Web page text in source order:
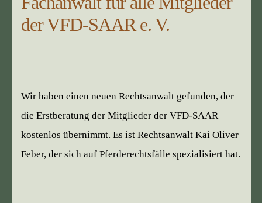
der VFD-SAAR e. V.
Wir haben einen neuen Rechtsanwalt gefunden, der
die Erstberatung der Mitglieder der VFD-SAAR
kostenlos übernimmt. Es ist Rechtsanwalt Kai Oliver
Feber, der sich auf Pferderechtsfälle spezialisiert hat.